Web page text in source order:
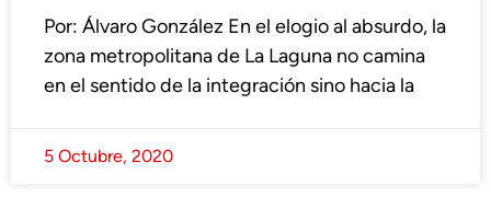
Por: Álvaro González En el elogio al absurdo, la
zona metropolitana de La Laguna no camina
en el sentido de la integración sino hacia la
5 Octubre, 2020